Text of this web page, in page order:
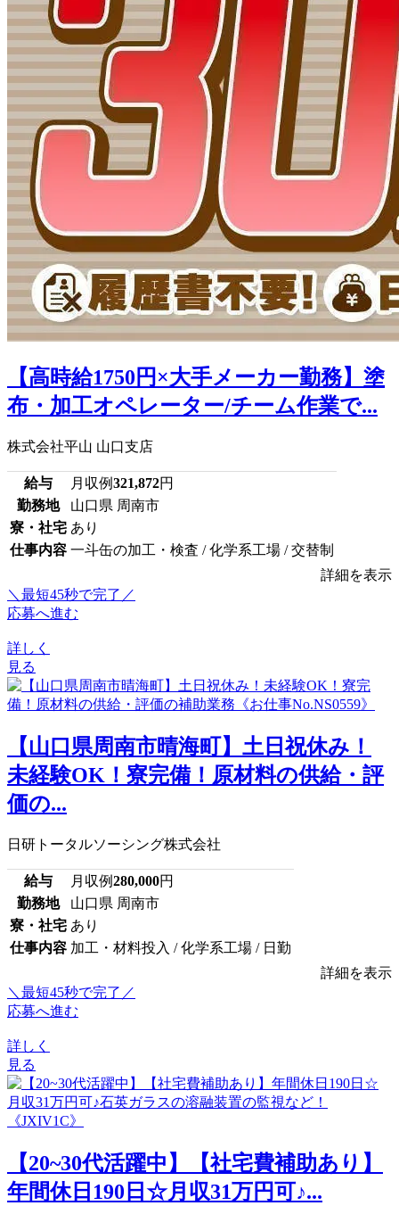
【高時給1750円×大手メーカー勤務】塗
布・加工オペレーター/チーム作業で...
株式会社平山 山口支店
給与 月収例321,872円
勤務地
山口県 周南市
寮・社宅 あり
仕事内容 一斗缶の加工・検査 / 化学系工場 / 交替制
詳細を表示
＼最短45秒で完了／
応募へ進む
詳しく
見る
【山口県周南市晴海町】土日祝休み！
未経験OK！寮完備！原材料の供給・評
価の...
日研トータルソーシング株式会社
給与 月収例280,000円
勤務地
山口県 周南市
寮・社宅 あり
仕事内容 加工・材料投入 / 化学系工場 / 日勤
詳細を表示
＼最短45秒で完了／
応募へ進む
詳しく
見る
【20~30代活躍中】【社宅費補助あり】
年間休日190日☆月収31万円可♪...